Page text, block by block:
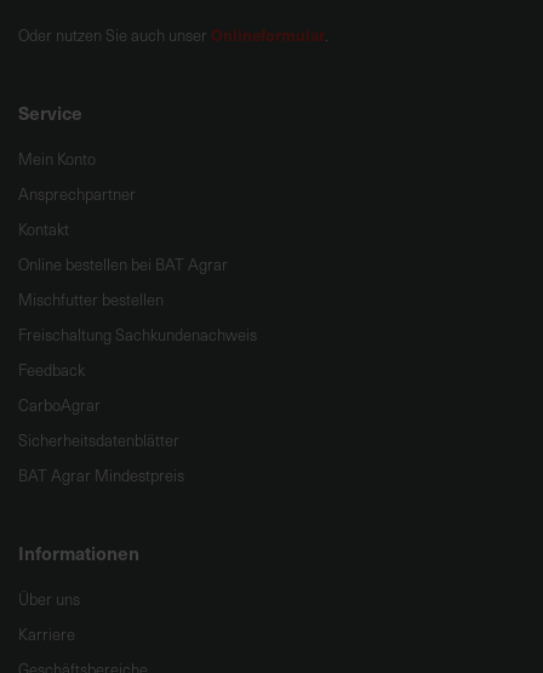
Oder nutzen Sie auch unser Onlineformular.
Service
Mein Konto
Ansprechpartner
Kontakt
Online bestellen bei BAT Agrar
Mischfutter bestellen
Freischaltung Sachkundenachweis
Feedback
CarboAgrar
Sicherheitsdatenblätter
BAT Agrar Mindestpreis
Informationen
Über uns
Karriere